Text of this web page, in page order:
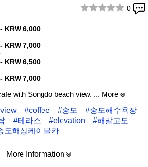
1/8
0
KRW 6,000
KRW 7,000
KRW 6,500
KRW 7,000
with Songdo beach view. ... More
#coffee #송도
#송도해수욕장
#테라스 #elevation
#해발고도
도해상케이블카
More Information